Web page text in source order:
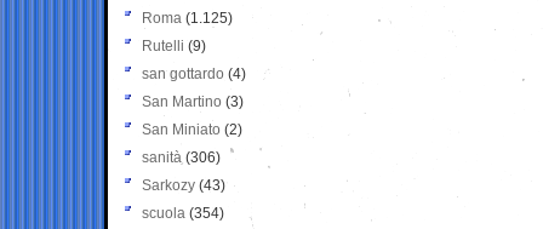
Roma (1.125)
Rutelli (9)
san gottardo (4)
San Martino (3)
San Miniato (2)
sanità (306)
Sarkozy (43)
scuola (354)